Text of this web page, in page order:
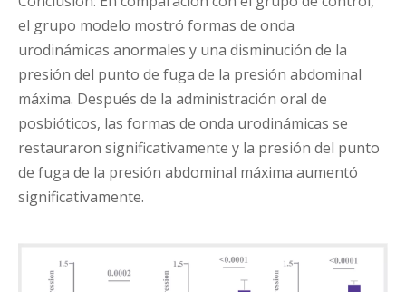
el grupo modelo mostró formas de onda
urodinámicas anormales y una disminución de la
presión del punto de fuga de la presión abdominal
máxima. Después de la administración oral de
posbióticos, las formas de onda urodinámicas se
restauraron significativamente y la presión del punto
de fuga de la presión abdominal máxima aumentó
significativamente.